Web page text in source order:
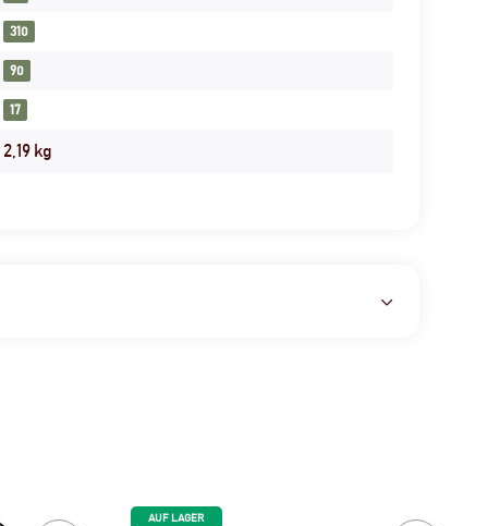
310
90
17
2,19 kg
AUF LAGER